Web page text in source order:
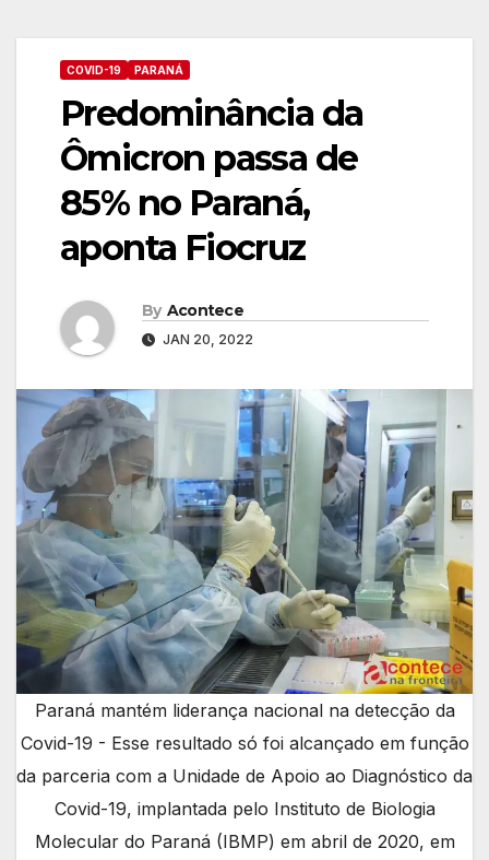
COVID-19 PARANÁ
Predominância da
Ômicron passa de
85% no Paraná,
aponta Fiocruz
By Acontece
JAN 20, 2022
Paraná mantém liderança nacional na detecção da
Covid-19 - Esse resultado só foi alcançado em função
da parceria com a Unidade de Apoio ao Diagnóstico da
Covid-19, implantada pelo Instituto de Biologia
Molecular do Paraná (IBMP) em abril de 2020, em